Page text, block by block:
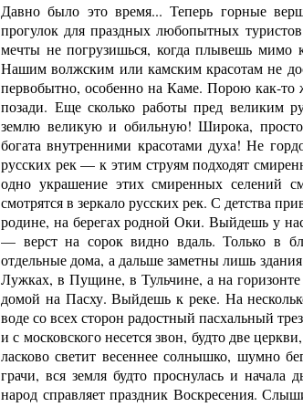
Давно было это время... Теперь горные
прогулок для праздных любопытных
мечты не погрузишься, когда плывешь мимо
Нашим волжским или камским красотам не
первобытно, особенно на Каме. Порою как-то
позади. Еще сколько работы пред великим
землю великую и обильную! Широка,
богата внутренними красотами духа! Не
русских рек — к этим струям подходят
одно украшение этих смиренных селений
смотрятся в зеркало русских рек. С детства
родине, на берегах родной Оки. Выйдешь у
— верст на сорок видно вдаль. Только в
отдельные дома, а дальше заметны лишь
Лужках, в Пущине, в Тульчине, а на
домой на Пасху. Выйдешь к реке. На
воде со всех сторон радостный пасхальный
и с московского несется звон, будто две
ласково светит весеннее солнышко, шумно
грачи, вся земля будто проснулась и
народ справляет праздник Воскресения.